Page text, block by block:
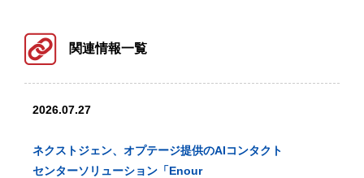
関連情報一覧
2026.07.27
ネクストジェン、オプテージ提供のAIコンタクト
センターソリューション「Enour